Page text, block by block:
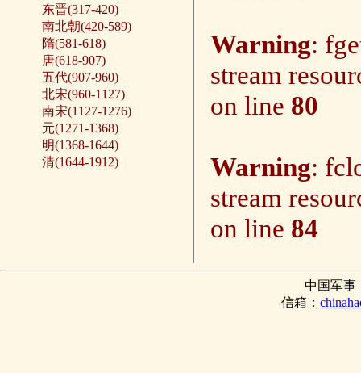
东晋(317-420)
南北朝(420-589)
隋(581-618)
唐(618-907)
五代(907-960)
北宋(960-1127)
南宋(1127-1276)
元(1271-1368)
明(1368-1644)
清(1644-1912)
Warning:
stream
on line 80
Warning:
stream
on line 84
中国军
信箱：